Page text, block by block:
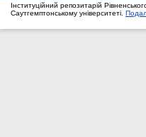
Інституційний репозитарій
Саутгемптонському університеті.